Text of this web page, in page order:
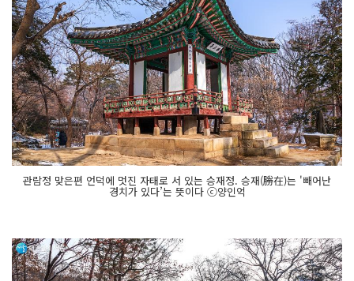
관람정 맞은편 언덕에 멋진 자태로 서 있는 승재정. 승재(勝在)는 '빼어난
경치가 있다’는 뜻이다 ⓒ양인억